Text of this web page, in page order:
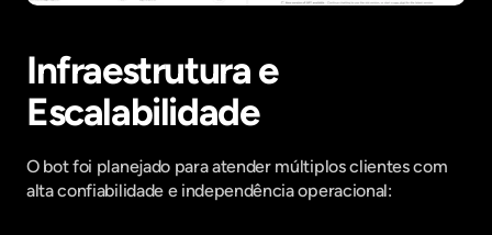
Infraestrutura e
Escalabilidade
O bot foi planejado para atender múltiplos clientes com
alta confiabilidade e independência operacional: